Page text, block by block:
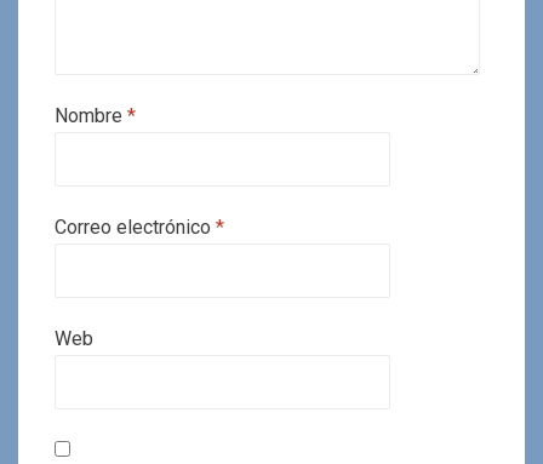
Nombre *
Correo electrónico *
Web